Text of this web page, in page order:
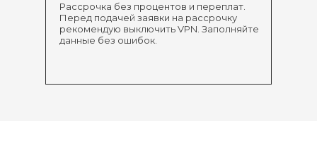
Рассрочка без процентов и переплат.
Перед подачей заявки на рассрочку
рекомендую выключить VPN. Заполняйте
данные без ошибок.